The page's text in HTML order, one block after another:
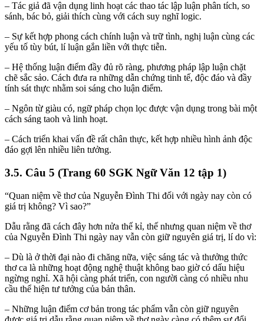
– Tác giả đã vận dụng linh hoạt các thao tác lập luận phân tích, so
sánh, bác bỏ, giải thích cùng với cách suy nghĩ logic.
– Sự kết hợp phong cách chính luận và trữ tình, nghị luận cùng các
yếu tố tùy bút, lí luận gắn liền với thực tiễn.
– Hệ thống luận điểm đầy đủ rõ ràng, phương pháp lập luận chặt
chẽ sắc sảo. Cách đưa ra những dẫn chứng tinh tế, độc đáo và đầy
tính sát thực nhằm soi sáng cho luận điểm.
– Ngôn từ giàu có, ngữ pháp chọn lọc được vận dụng trong bài một
cách sáng taoh và linh hoạt.
– Cách triển khai vấn đề rất chân thực, kết hợp nhiều hình ảnh độc
đáo gợi lên nhiều liên tưởng.
3.5. Câu 5 (Trang 60 SGK Ngữ Văn 12 tập 1)
“Quan niệm về thơ của Nguyễn Đình Thi đối với ngày nay còn có
giá trị không? Vì sao?”
Dẫu rằng đã cách đây hơn nửa thế kỉ, thế nhưng quan niệm về thơ
của Nguyễn Đình Thi ngày nay vẫn còn giữ nguyên giá trị, lí do vì:
– Dù là ở thời đại nào đi chăng nữa, việc sáng tác và thưởng thức
thơ ca là những hoạt động nghệ thuật không bao giờ có dấu hiệu
ngừng nghỉ. Xã hội càng phát triển, con người càng có nhiều nhu
cầu thể hiện tư tưởng của bản thân.
– Những luận điểm cơ bản trong tác phẩm vẫn còn giữ nguyên